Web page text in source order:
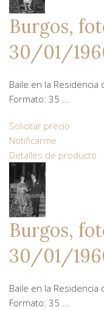
Burgos,
30/01/
Baile en la Residencia
Formato: 35 ...
Solicitar precio
Notificarme
Detalles de producto
Burgos,
30/01/
Baile en la Residencia
Formato: 35 ...